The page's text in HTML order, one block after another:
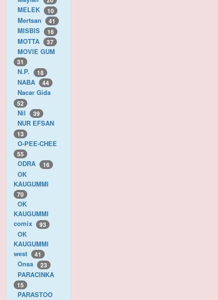
MELEK 10
Mertsan 41
MISBIS 16
MOTTA 37
MOVIE GUM
31
N.P. 18
NABA 44
Nacar Gida
52
Nil 39
NUR EFSAN
13
O-PEE-CHEE
55
ODRA 16
OK
KAUGUMMI
70
OK
KAUGUMMI
comix
93
OK
KAUGUMMI
west
41
Onsa 23
PARACINKA
15
PARASTOO